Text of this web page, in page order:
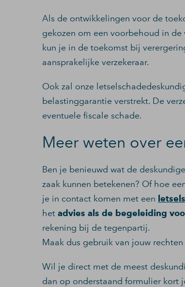
Als de ontwikkelingen voor de
gekozen om een voorbehoud in
kun je in de toekomst bij
aansprakelijke verzekeraar.
Ook zal onze
belastinggarantie verstrekt. De
eventuele fiscale schade.
Meer weten over
Ben je benieuwd wat de
zaak kunnen betekenen? Of hoe
je in contact komen met een
het advies als de begeleiding
rekening bij de tegenpartij.
Maak dus gebruik van jouw
Wil je direct met de meest
dan op onderstaand formulier kort